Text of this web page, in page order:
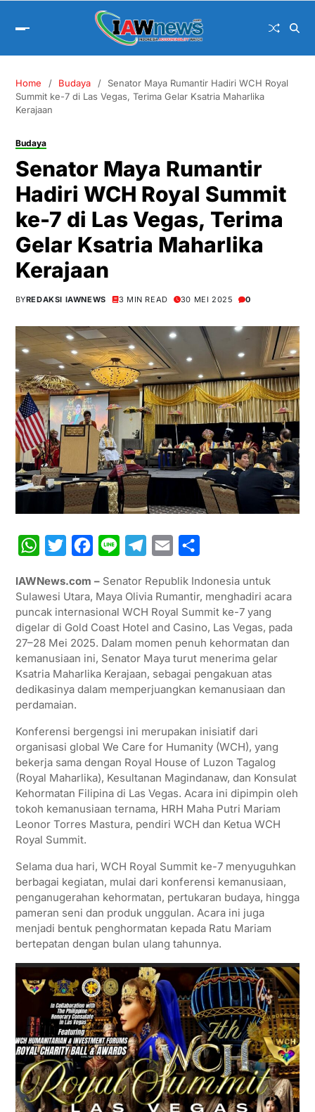
Home Budaya
Senator Maya Rumantir Hadiri WCH Royal
Summit ke-7 di Las Vegas, Terima Gelar Ksatria Maharlika
Kerajaan
Budaya
Senator Maya Rumantir
Hadiri WCH Royal Summit
ke-7 di Las Vegas, Terima
Gelar Ksatria Maharlika
Kerajaan
BYREDAKSI IAWNEWS 3 MIN READ 30 MEI 2025 0
W
a
t
s
A
p
p
i
t
t
e
r
c
e
b
o
o
k
n
e
l
e
g
r
a
m
a
i
l
a
r
e
IAWNews.com – Senator Republik Indonesia untuk
Sulawesi Utara, Maya Olivia Rumantir, menghadiri acara
puncak internasional WCH Royal Summit ke-7 yang
digelar di Gold Coast Hotel and Casino, Las Vegas, pada
27–28 Mei 2025. Dalam momen penuh kehormatan dan
kemanusiaan ini, Senator Maya turut menerima gelar
Ksatria Maharlika Kerajaan, sebagai pengakuan atas
dedikasinya dalam memperjuangkan kemanusiaan dan
perdamaian.
Konferensi bergengsi ini merupakan inisiatif dari
organisasi global We Care for Humanity (WCH), yang
bekerja sama dengan Royal House of Luzon Tagalog
(Royal Maharlika), Kesultanan Magindanaw, dan Konsulat
Kehormatan Filipina di Las Vegas. Acara ini dipimpin oleh
tokoh kemanusiaan ternama, HRH Maha Putri Mariam
Leonor Torres Mastura, pendiri WCH dan Ketua WCH
Royal Summit.
Selama dua hari, WCH Royal Summit ke-7 menyuguhkan
berbagai kegiatan, mulai dari konferensi kemanusiaan,
penganugerahan kehormatan, pertukaran budaya, hingga
pameran seni dan produk unggulan. Acara ini juga
menjadi bentuk penghormatan kepada Ratu Mariam
bertepatan dengan bulan ulang tahunnya.